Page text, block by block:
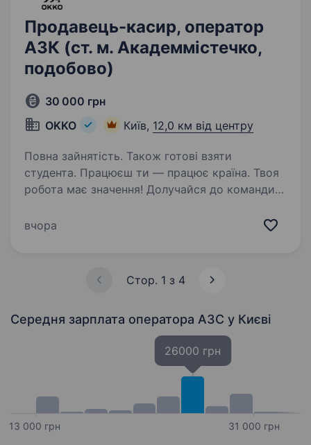
Продавець-касир, оператор
АЗК (ст. м. Академмістечко,
подобово)
30 000 грн
OKKO
Київ, 12,0 км від центру
Повна зайнятість. Також готові взяти
студента. Працюєш ти — працює країна. Твоя
робота має значення! Долучайся до команди
разом! Шукаємо ПРОДАВЦЯ-КАСИРА
si=SN3JQ6KmIDTbM4XI…
вчора
Стор. 1 з 4
Середня зарплата оператора АЗС у Києві
13 000 грн
26000 грн
31 000 грн